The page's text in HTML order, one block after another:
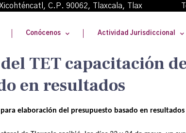
Xicohténcatl, C.P. 90062, Tlaxcala, Tlax
Conócenos Actividad Jurisdiccional
TET capacitación
en resultados
elaboración del presupuesto basado en resultados